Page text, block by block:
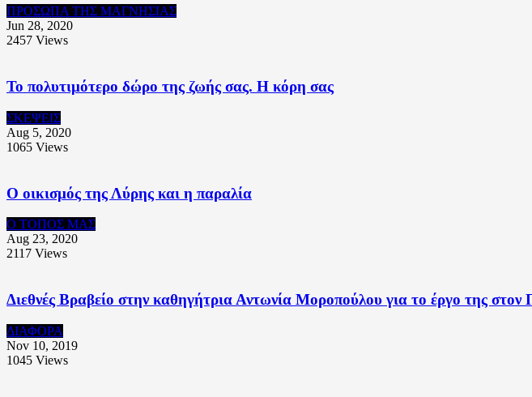
ΠΡΟΣΩΠΑ ΤΗΣ ΜΑΓΝΗΣΙΑΣ
Jun 28, 2020
2457 Views
Το πολυτιμότερο δώρο της ζωής σας. Η κόρη σας
ΣΚΕΨΕΙΣ
Aug 5, 2020
1065 Views
Ο οικισμός της Λύρης και η παραλία
Ο ΤΟΠΟΣ ΜΑΣ
Aug 23, 2020
2117 Views
Διεθνές Βραβείο στην καθηγήτρια Αντωνία Μοροπούλου για το έργο της στον
ΔΙΑΦΟΡΑ
Nov 10, 2019
1045 Views